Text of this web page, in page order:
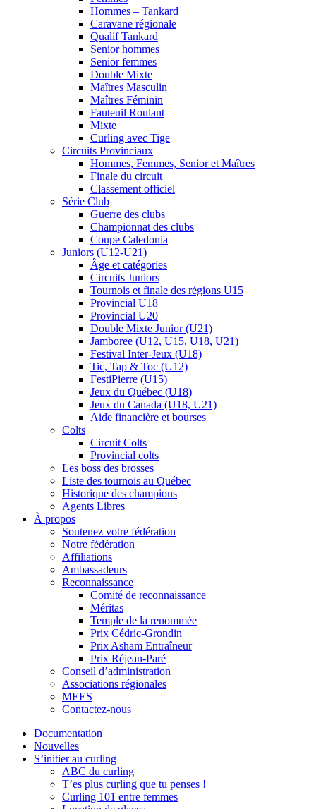
Hommes – Tankard
Caravane régionale
Qualif Tankard
Senior hommes
Senior femmes
Double Mixte
Maîtres Masculin
Maîtres Féminin
Fauteuil Roulant
Mixte
Curling avec Tige
Circuits Provinciaux
Hommes, Femmes, Senior et Maîtres
Finale du circuit
Classement officiel
Série Club
Guerre des clubs
Championnat des clubs
Coupe Caledonia
Juniors (U12-U21)
Âge et catégories
Circuits Juniors
Tournois et finale des régions U15
Provincial U18
Provincial U20
Double Mixte Junior (U21)
Jamboree (U12, U15, U18, U21)
Festival Inter-Jeux (U18)
Tic, Tap & Toc (U12)
FestiPierre (U15)
Jeux du Québec (U18)
Jeux du Canada (U18, U21)
Aide financière et bourses
Colts
Circuit Colts
Provincial colts
Les boss des brosses
Liste des tournois au Québec
Historique des champions
Agents Libres
À propos
Soutenez votre fédération
Notre fédération
Affiliations
Ambassadeurs
Reconnaissance
Comité de reconnaissance
Méritas
Temple de la renommée
Prix Cédric-Grondin
Prix Asham Entraîneur
Prix Réjean-Paré
Conseil d’administration
Associations régionales
MEES
Contactez-nous
Documentation
Nouvelles
S’initier au curling
ABC du curling
T’es plus curling que tu penses !
Curling 101 entre femmes